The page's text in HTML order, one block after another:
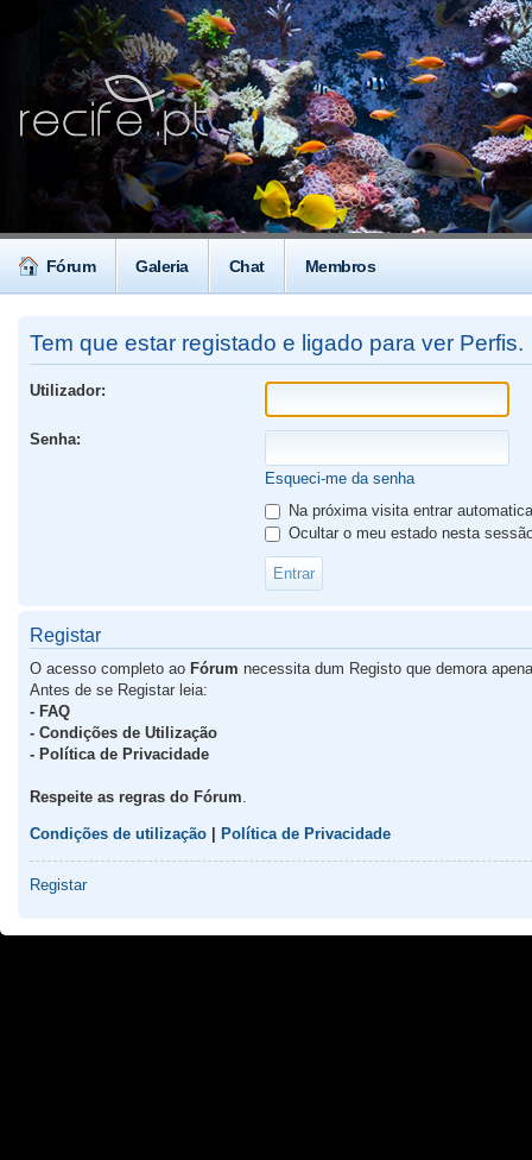
Fórum Galeria Chat Membros
Tem que estar registado e ligado para ver Perfis.
Utilizador:
Senha:
Esqueci-me da senha
Na próxima visita entrar
Ocultar o meu estado nesta
Registar
O acesso completo ao Fórum necessita dum Registo que demora
Antes de se Registar leia:
- FAQ
- Condições de Utilização
- Política de Privacidade
Respeite as regras do Fórum
Condições de utilização Política de Privacidade
Registar